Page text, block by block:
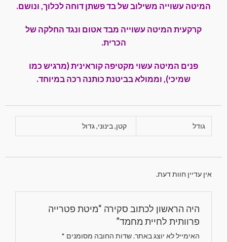
המיטה עשוייה משילוב של בד פשתן דוחה לכלוך, ונושם.
קרקעית המיטה עשוייה מבד אטום ונגד החלקה של
הכרית.
פנים המיטה עשוי מקטיפה קוראינית (מרגיש כמו
שמיכי), וממולא בביטנת כותנה רכה במיוחד.
גודל קטן, בינוני, גדול
אין עדיין חוות דעת.
היה הראשון לכתוב סקירה “מיטת פטרייה
פרוותית לחיית מחמד”
האימייל לא יוצג באתר.שדות החובה מסומנים *